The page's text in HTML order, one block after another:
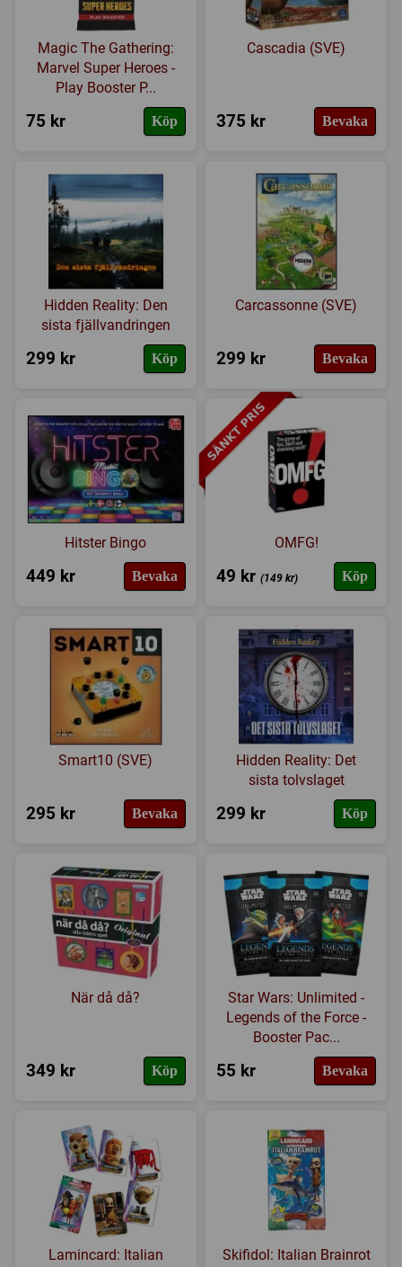
Magic The Gathering:
Marvel Super Heroes -
Play Booster P...
75 kr Köp
Cascadia (SVE)
375 kr Bevaka
Hidden Reality: Den
sista fjällvandringen
299 kr Köp
Carcassonne (SVE)
299 kr Bevaka
Hitster Bingo
449 kr Bevaka
OMFG!
49 kr(149 kr) Köp
Smart10 (SVE)
295 kr Bevaka
Hidden Reality: Det
sista tolvslaget
299 kr Köp
När då då?
349 kr Köp
Star Wars: Unlimited -
Legends of the Force -
Booster Pac...
55 kr Bevaka
Lamincard: Italian
Skifidol: Italian Brainrot